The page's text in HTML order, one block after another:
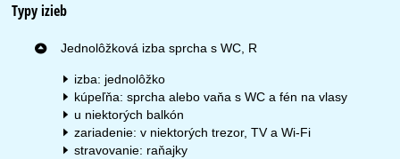
Typy izieb
Jednolôžková izba sprcha s WC, R
izba: jednolôžko
kúpeľňa: sprcha alebo vaňa s WC a fén na vlasy
u niektorých balkón
zariadenie: v niektorých trezor, TV a Wi-Fi
stravovanie: raňajky